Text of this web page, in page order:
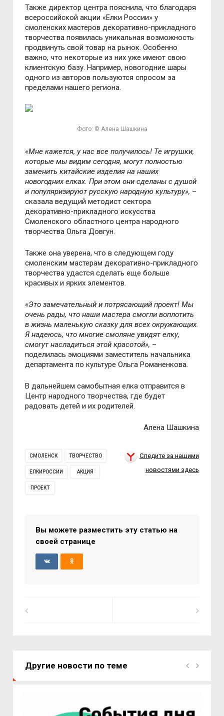
Также директор центра пояснила, что благодаря
всероссийской акции «Елки России» у
смоленских мастеров декоративно-прикладного
творчества появилась уникальная возможность
продвинуть свой товар на рынок. Особенно
важно, что некоторые из них уже имеют свою
клиентскую базу. Например, новогодние шары
одного из авторов пользуются спросом за
пределами нашего региона.
Фото: © Алена Шашкина
«Мне кажется, у нас все получилось! Те игрушки,
которые мы видим сегодня, могут полностью
заменить китайские изделия на наших
новогодних елках. При этом они сделаны с душой
и популяризируют русскую народную культуру», –
сказала ведущий методист сектора
декоративно-прикладного искусства
Смоленского областного центра народного
творчества Ольга Довгун.
Также она уверена, что в следующем году
смоленским мастерам декоративно-прикладного
творчества удастся сделать еще больше
красивых и ярких элементов.
«Это замечательный и потрясающий проект! Мы
очень рады, что наши мастера смогли воплотить
в жизнь маленькую сказку для всех окружающих.
Я надеюсь, что многие смоляне увидят елку,
смогут насладиться этой красотой», –
поделилась эмоциями заместитель начальника
департамента по культуре Ольга Романенкова.
В дальнейшем самобытная елка отправится в
Центр народного творчества, где будет
радовать детей и их родителей.
Алена Шашкина
СМОЛЕНСК ТВОРЧЕСТВО
ЕЛКИРОССИИ АКЦИЯ
ПРОЕКТ
Следите за нашими
новостями здесь
Вы можете разместить эту статью на
своей странице
Другие новости по теме